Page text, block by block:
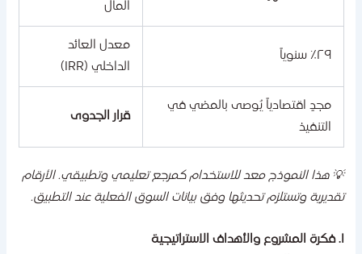
المال
معدل العائد
الداخلي (IRR)
مجدٍ اقتصادياً يُوصى بالمضي في
التنفيذ
قرار الجدوى
هذا النموذج معد للاستخدام كمرجع تعليمي وتطبيقي. الأرقام
وتستلزم تحديثها وفق بيانات السوق الفعلية عند التطبيق.